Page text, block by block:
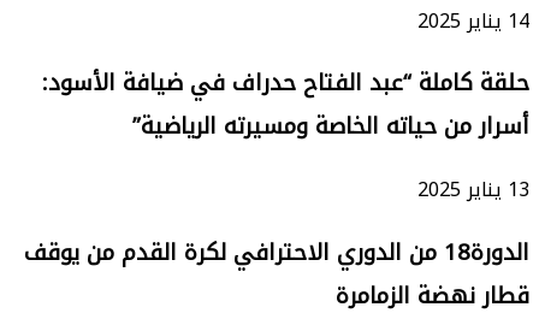
14 يناير 2025
حلقة كاملة “عبد الفتاح حدراف في ضيافة الأسود:
أسرار من حياته الخاصة ومسيرته الرياضية”
13 يناير 2025
الدورة18 من الدوري الاحترافي لكرة القدم من يوقف
قطار نهضة الزمامرة